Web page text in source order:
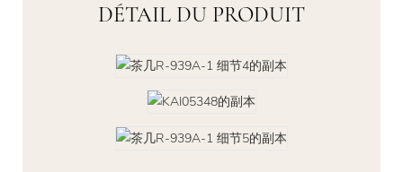
DÉTAIL DU PRODUIT